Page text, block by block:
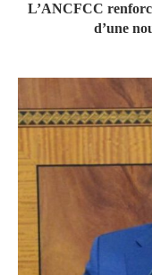
L’ANCFCC
d’une